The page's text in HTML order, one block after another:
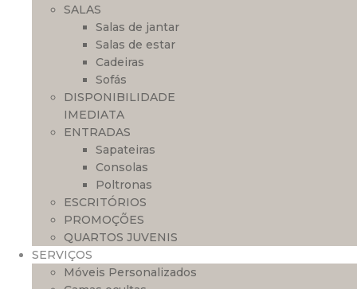
SALAS
Salas de jantar
Salas de estar
Cadeiras
Sofás
DISPONIBILIDADE
IMEDIATA
ENTRADAS
Sapateiras
Consolas
Poltronas
ESCRITÓRIOS
PROMOÇÕES
QUARTOS JUVENIS
SERVIÇOS
Móveis Personalizados